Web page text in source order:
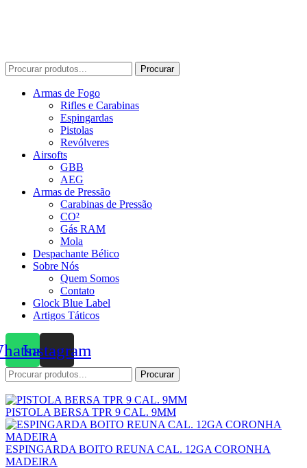
Procurar
por:
Procurar
Armas de Fogo
Rifles e Carabinas
Espingardas
Pistolas
Revólveres
Airsofts
GBB
AEG
Armas de Pressão
Carabinas de Pressão
CO²
Gás RAM
Mola
Despachante Bélico
Sobre Nós
Quem Somos
Contato
Glock Blue Label
Artigos Táticos
Instagram
Procurar
por:
Procurar
PISTOLA BERSA TPR 9 CAL. 9MM
ESPINGARDA BOITO REUNA CAL. 12GA CORONHA
MADEIRA